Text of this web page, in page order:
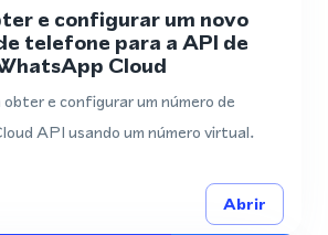
e configurar um novo
telefone para a API de
Cloud
e configurar um número de
API usando um número virtual.
Abrir